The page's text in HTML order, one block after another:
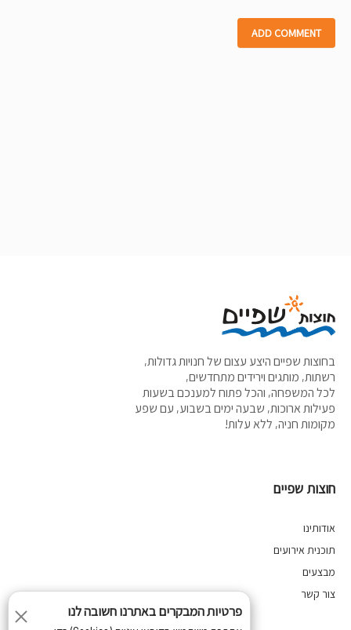
בחוצות שפיים היצע עצום של חנויות גדולות,
רשתות, מותגים וירידים מתחדשים,
לכל המשפחה, והכל פתוח למענכם בשעות
פעילות ארוכות, שבעה ימים בשבוע, עם שפע
מקומות חניה, ללא עלות!
חוצות שפיים
אודותינו
תוכנית אירועים
מבצעים
צור קשר
פרטיות המבקרים באתרנו חשובה לנו